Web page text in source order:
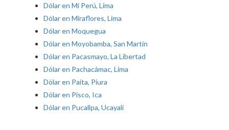
Dólar en Mi Perú, Lima
Dólar en Miraflores, Lima
Dólar en Moquegua
Dólar en Moyobamba, San Martín
Dólar en Pacasmayo, La Libertad
Dólar en Pachacámac, Lima
Dólar en Paita, Piura
Dólar en Pisco, Ica
Dólar en Pucallpa, Ucayali